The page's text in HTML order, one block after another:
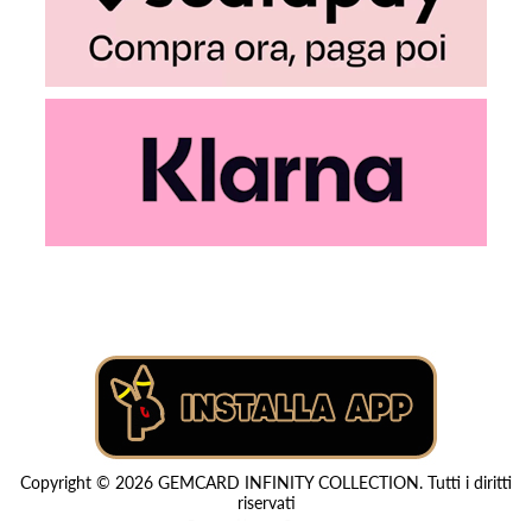
Copyright © 2026 GEMCARD INFINITY COLLECTION. Tutti i diritti
riservati